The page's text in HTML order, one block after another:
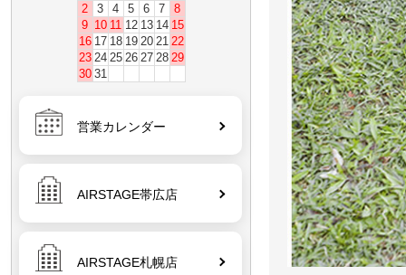
2
3 4 5 6 7
8
9 10 11 12 13 14 15
16 17 18 19 20 21 22
23 24 25 26 27 28 29
30 31
営業カレンダー
AIRSTAGE帯広店
AIRSTAGE札幌店